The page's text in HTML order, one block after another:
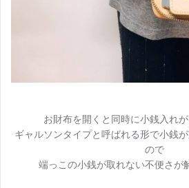
お財布を開くと同時に小銭入れが
ギャルソンタイプと呼ばれる形で小銭
ので
端っこの小銭が取れない不便さが